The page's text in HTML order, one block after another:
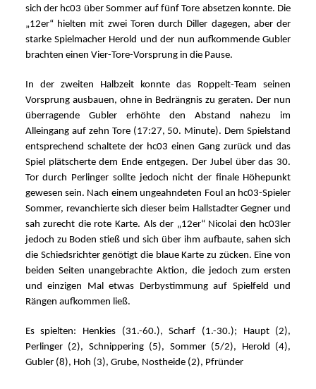
sich der hc03 über Sommer auf fünf Tore absetzen konnte. Die
„12er“ hielten mit zwei Toren durch Diller dagegen, aber der
starke Spielmacher Herold und der nun aufkommende Gubler
brachten einen Vier-Tore-Vorsprung in die Pause.
In der zweiten Halbzeit konnte das Roppelt-Team seinen
Vorsprung ausbauen, ohne in Bedrängnis zu geraten. Der nun
überragende Gubler erhöhte den Abstand nahezu im
Alleingang auf zehn Tore (17:27, 50. Minute). Dem Spielstand
entsprechend schaltete der hc03 einen Gang zurück und das
Spiel plätscherte dem Ende entgegen. Der Jubel über das 30.
Tor durch Perlinger sollte jedoch nicht der finale Höhepunkt
gewesen sein. Nach einem ungeahndeten Foul an hc03-Spieler
Sommer, revanchierte sich dieser beim Hallstadter Gegner und
sah zurecht die rote Karte. Als der „12er“ Nicolai den hc03ler
jedoch zu Boden stieß und sich über ihm aufbaute, sahen sich
die Schiedsrichter genötigt die blaue Karte zu zücken. Eine von
beiden Seiten unangebrachte Aktion, die jedoch zum ersten
und einzigen Mal etwas Derbystimmung auf Spielfeld und
Rängen aufkommen ließ.
Es spielten: Henkies (31.-60.), Scharf (1.-30.); Haupt (2),
Perlinger (2), Schnippering (5), Sommer (5/2), Herold (4),
Gubler (8), Hoh (3), Grube, Nostheide (2), Pfründer